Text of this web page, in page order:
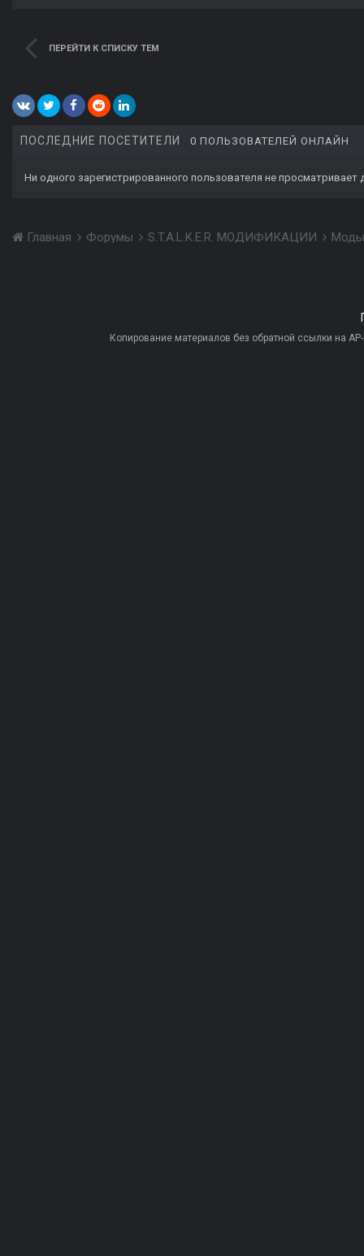
ПЕРЕЙТИ К СПИСКУ ТЕМ
ПОСЛЕДНИЕ ПОСЕТИТЕЛИ 0 ПОЛЬЗОВАТЕЛЕЙ ОНЛАЙН
Ни одного зарегистрированного пользователя не просматривает
Главная Форумы S.T.A.L.K.E.R. МОДИФИКАЦИИ
Копирование материалов без обратной ссылки на